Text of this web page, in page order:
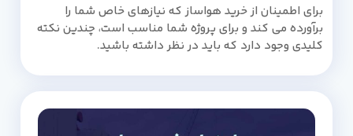
برای اطمینان از خرید هواساز که نیازهای خاص شما را
برآورده می کند و برای پروژه شما مناسب است، چندین نکته
کلیدی وجود دارد که باید در نظر داشته باشید.